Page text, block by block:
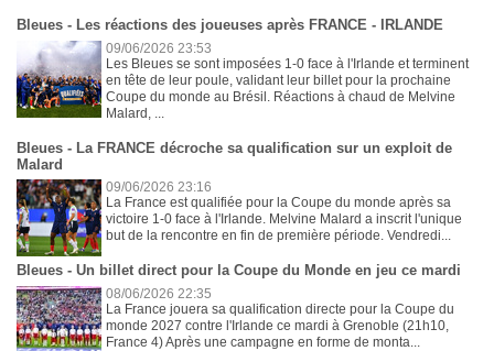
Bleues - Les réactions des joueuses après FRANCE - IRLANDE
09/06/2026 23:53
Les Bleues se sont imposées 1-0 face à l'Irlande et terminent
en tête de leur poule, validant leur billet pour la prochaine
Coupe du monde au Brésil. Réactions à chaud de Melvine
Malard, ...
Bleues - La FRANCE décroche sa qualification sur un exploit de
Malard
09/06/2026 23:16
La France est qualifiée pour la Coupe du monde après sa
victoire 1-0 face à l'Irlande. Melvine Malard a inscrit l'unique
but de la rencontre en fin de première période. Vendredi...
Bleues - Un billet direct pour la Coupe du Monde en jeu ce mardi
08/06/2026 22:35
La France jouera sa qualification directe pour la Coupe du
monde 2027 contre l'Irlande ce mardi à Grenoble (21h10,
France 4) Après une campagne en forme de monta...